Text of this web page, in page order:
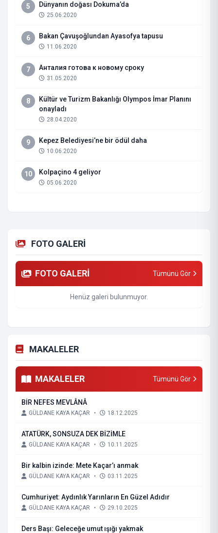
5 Dünyanın doğası Dokuma’da
25.06.2020
6 Bakan Çavuşoğlundan Ayasofya tapusu
11.06.2020
7 Анталия готова к новому сроку
31.05.2020
8
Kültür ve Turizm Bakanlığı Olympos İmar Planını
onayladı
28.04.2020
9 Kepez Belediyesi’ne bir ödül daha
10.06.2020
10 Kolpaçino 4 geliyor
05.06.2020
FOTO GALERİ
FOTO GALERİ Tümünü Gör
Henüz galeri bulunmuyor.
MAKALELER
MAKALELER Tümünü Gör
BİR NEFES MEVLÂNÂ
GÜLDANE KAYA KAÇAR • 18.12.2025
ATATÜRK, SONSUZA DEK BİZİMLE
GÜLDANE KAYA KAÇAR • 10.11.2025
Bir kalbin izinde: Mete Kaçar’ı anmak
GÜLDANE KAYA KAÇAR • 03.11.2025
Cumhuriyet: Aydınlık Yarınların En Güzel Adıdır
GÜLDANE KAYA KAÇAR • 29.10.2025
Ders Başı: Geleceğe umut ışığı yakmak